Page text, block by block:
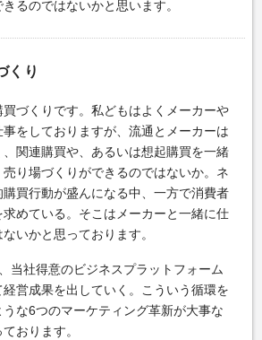
るのではないかと思います。
くり
づくりです。私どもはよくメーカーや
をしておりますが、流通とメーカーは
関連購買や、あるいは想起購買を一緒
り場づくりができるのではないか。ネ
購買行動が盛んになる中、一方で消費者
めている。そこはメーカーと一緒に仕
いかと思っております。
当社得意のビジネスプラットフォーム
営成果を出していく。こういう循環を
な6つのマーケティング革新が大事な
おります。